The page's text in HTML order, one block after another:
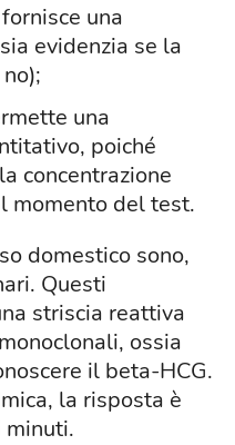
una
evidenzia se la
una
poiché
concentrazione
momento del test.
domestico sono,
Questi
striscia reattiva
ossia
il beta-HCG.
la risposta è